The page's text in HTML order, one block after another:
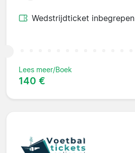
Wedstrijdticket inbegrepen
Lees meer/Boek
140 €